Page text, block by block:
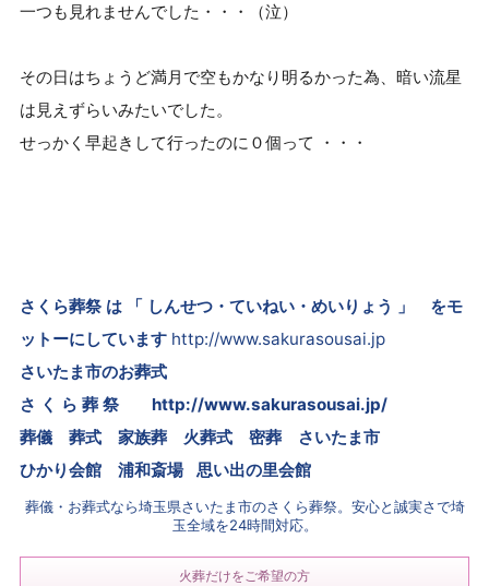
一つも見れませんでした・・・（泣）
その日はちょうど満月で空もかなり明るかった為、暗い流星
は見えずらいみたいでした。
せっかく早起きして行ったのに０個って ・・・
さくら葬祭 は 「 しんせつ・ていねい・めいりょう 」 をモ
ットーにしています http://www.sakurasousai.jp
さいたま市のお葬式
さ く ら 葬 祭
http://www.sakurasousai.jp/
葬儀 葬式 家族葬 火葬式 密葬さいたま市
ひかり会館 浦和斎場 思い出の里会館
葬儀・お葬式なら埼玉県さいたま市のさくら葬祭。安心と誠実さで埼
玉全域を24時間対応。
火葬だけをご希望の方